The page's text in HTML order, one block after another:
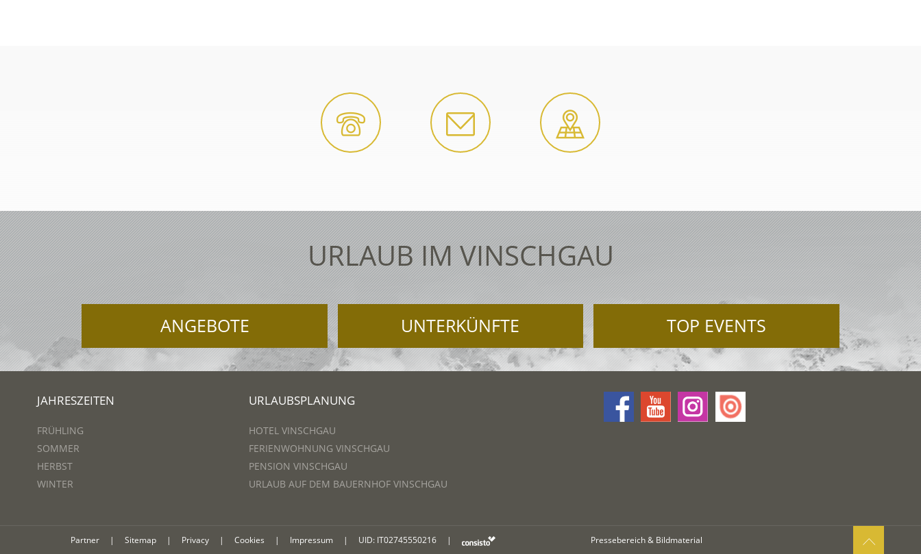
URLAUB IM VINSCHGAU
ANGEBOTE UNTERKÜNFTE TOP EVENTS
JAHRESZEITEN
FRÜHLING
SOMMER
HERBST
WINTER
URLAUBSPLANUNG
HOTEL VINSCHGAU
FERIENWOHNUNG VINSCHGAU
PENSION VINSCHGAU
URLAUB AUF DEM BAUERNHOF VINSCHGAU
Partner | Sitemap | Privacy | Cookies | Impressum | UID: IT02745550216 | Pressebereich & Bildmaterial